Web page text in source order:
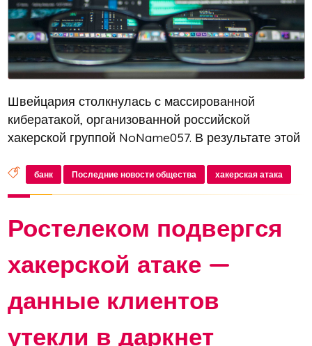
Швейцария столкнулась с массированной
кибератакой, организованной российской
хакерской группой NoName057. В результате этой
банков страны оказались временно недоступными
для пользователей. По информации издания...
банк Последние новости общества хакерская атака
Ростелеком подвергся
хакерской атаке —
данные клиентов
утекли в даркнет